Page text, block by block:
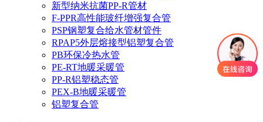
新型纳米抗菌PP-R管材
F-PPR高性能玻纤增强复合管
PSP钢塑复合给水管材管件
RPAP5外层熔接型铝塑复合管
PB环保冷热水管
PE-RT地暖采暖管
PP-R铝塑稳态管
PEX-B地暖采暖管
铝塑复合管